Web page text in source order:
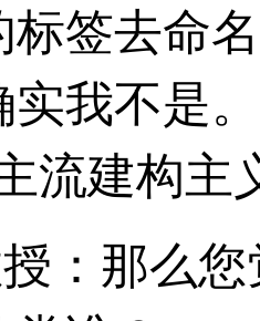
标签去命
实我不是
流建构主
：那么